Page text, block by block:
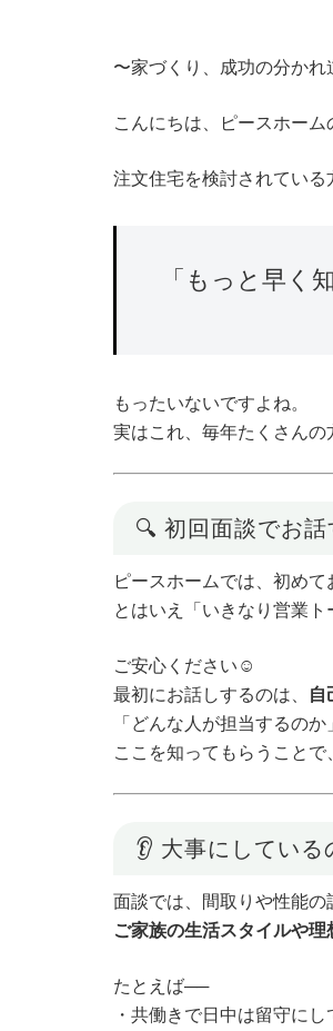
〜家づくり、成功の分かれ
こんにちは、ピースホーム
注文住宅を検討されている
「もっと早く
もったいないですよね。
実はこれ、毎年たくさんの
🔍 初回面談でお話
ピースホームでは、初め
とはいえ「いきなり営業
ご安心ください☺️
最初にお話しするのは、 自
「どんな人が担当するの
ここを知ってもらうことで
👂 大事にしている
面談では、間取りや性能の
ご家族の生活スタイルや
たとえば──
・共働きで日中は留守にし